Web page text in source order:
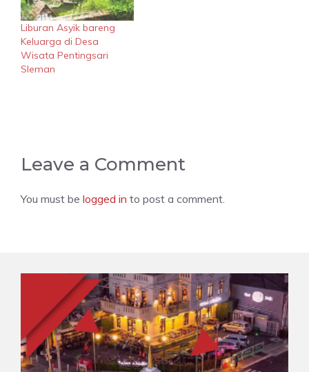
Liburan Asyik bareng
Keluarga di Desa
Wisata Pentingsari
Sleman
Leave a Comment
You must be logged in to post a comment.